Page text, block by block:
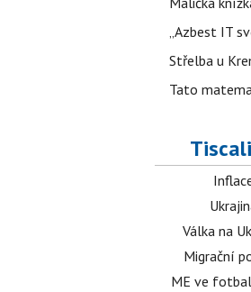
„Azbest IT
Střelba u
Tato
Válka na
Migrační
ME ve